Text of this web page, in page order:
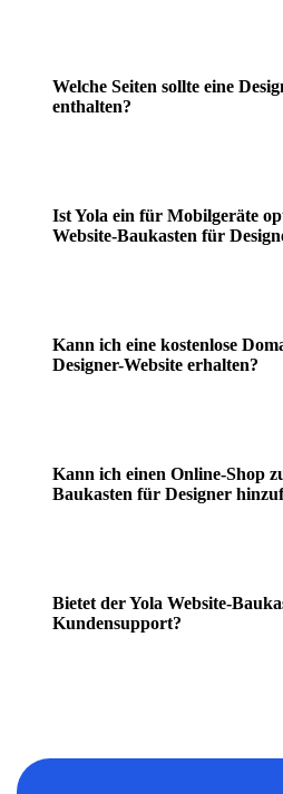
Welche Seiten sollte eine
enthalten?
Ist Yola ein für Mobilgeräte
Website-Baukasten für
Kann ich eine kostenlose
Designer-Website erhalten?
Kann ich einen Online-Shop
Baukasten für Designer
Bietet der Yola Website-
Kundensupport?